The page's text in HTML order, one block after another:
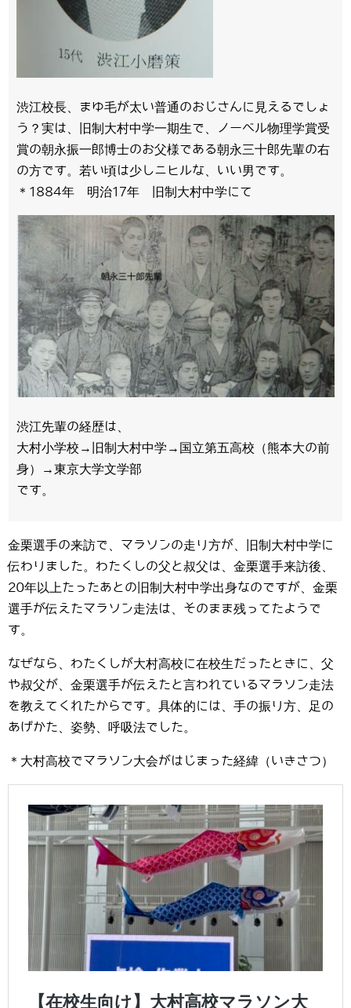
渋江校長、まゆ毛が太い普通のおじさんに見えるでしょ
う？実は、旧制大村中学一期生で、ノーベル物理学賞受
賞の朝永振一郎博士のお父様である朝永三十郎先輩の右
の方です。若い頃は少しニヒルな、いい男です。
＊1884年 明治17年 旧制大村中学にて
渋江先輩の経歴は、
大村小学校→旧制大村中学→国立第五高校（熊本大の前
身）→東京大学文学部
です。
金栗選手の来訪で、マラソンの走り方が、旧制大村中学に
伝わりました。わたくしの父と叔父は、金栗選手来訪後、
20年以上たったあとの旧制大村中学出身なのですが、金栗
選手が伝えたマラソン走法は、そのまま残ってたようで
す。
なぜなら、わたくしが大村高校に在校生だったときに、父
や叔父が、金栗選手が伝えたと言われているマラソン走法
を教えてくれたからです。具体的には、手の振り方、足の
あげかた、姿勢、呼吸法でした。
＊大村高校でマラソン大会がはじまった経緯（いきさつ）